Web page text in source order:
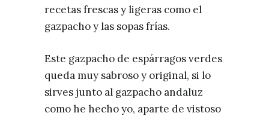
recetas frescas y ligeras como el
gazpacho y las sopas frías.
Este gazpacho de espárragos verdes
queda muy sabroso y original, si lo
sirves junto al gazpacho andaluz
como he hecho yo, aparte de vistoso